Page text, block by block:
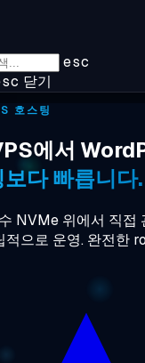
esc
닫기
호스팅
에서
다 빠릅니다.
NVMe 위에서 직접
으로 운영. 완전한